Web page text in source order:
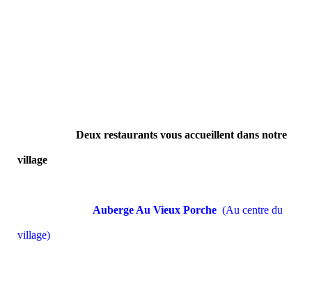
Deux restaurants vous accueillent dans notre
village
Auberge Au Vieux Porche (Au centre du
village)